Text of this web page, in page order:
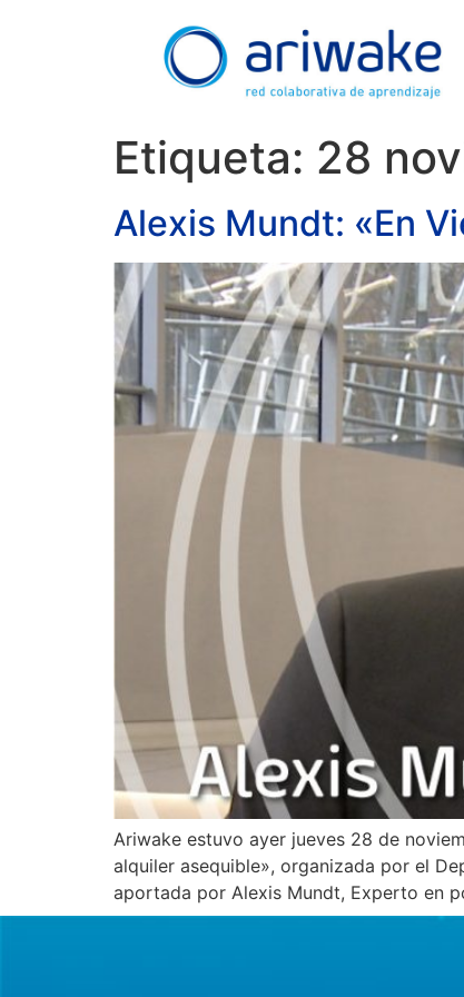
Etiqueta: 28
Alexis Mundt: «En
Ariwake estuvo ayer jueves 28 de
alquiler asequible», organizada por el
aportada por Alexis Mundt, Experto en